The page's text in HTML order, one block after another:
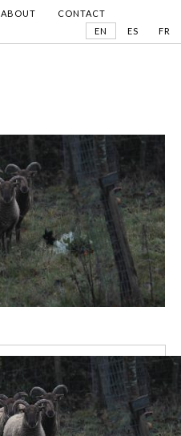
ABOUT
CONTACT
EN
ES FR